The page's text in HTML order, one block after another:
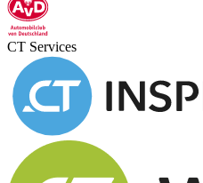
CT Services